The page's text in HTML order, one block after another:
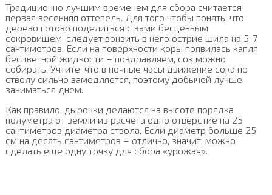
Традиционно лучшим временем для сбора считается
первая весенняя оттепель. Для того чтобы понять, что
дерево готово поделиться с вами бесценным
сокровищем, следует вонзить в него острие шила на 5-7
сантиметров. Если на поверхности коры появилась капля
бесцветной жидкости – поздравляем, сок можно
собирать. Учтите, что в ночные часы движение сока по
стволу сильно замедляется, поэтому добычей лучше
заниматься днем.
Как правило, дырочки делаются на высоте порядка
полуметра от земли из расчета одно отверстие на 25
сантиметров диаметра ствола. Если диаметр больше 25
см на десять сантиметров – отлично, значит, можно
сделать еще одну точку для сбора «урожая».